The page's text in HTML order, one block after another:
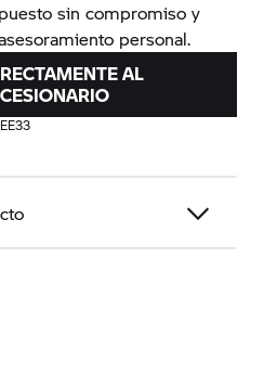
sin compromiso y
personal.
AL